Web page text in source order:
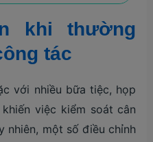
khi thường
tác
với nhiều bữa tiệc, họp
việc kiểm soát cân
nhiên, một số điều chỉnh